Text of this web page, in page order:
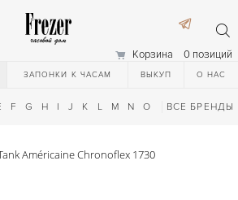
Корзина 0 позиций
ЗАПОНКИ К ЧАСАМ ВЫКУП О НАС
F G H I J K L M N O Q R S T
ВСЕ БРЕНДЫ
Américaine Chronoflex 1730